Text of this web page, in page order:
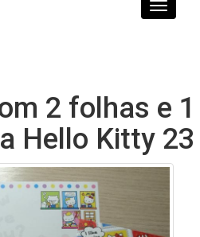
Toggle
2 folhas e 1
Hello Kitty 23